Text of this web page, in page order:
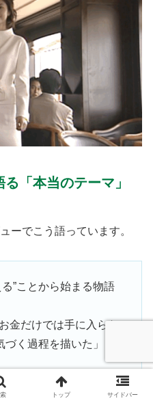
「本当のテーマ」
ーでこう語っています。
る”ことから始まる物語
金だけでは手に入らな
づく過程を描いた」
トップ サイドバー